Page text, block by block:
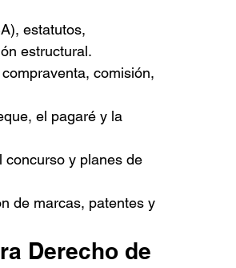
estatutos,
estructural.
comisión,
el pagaré y la
concurso y planes de
de marcas, patentes y
Derecho de